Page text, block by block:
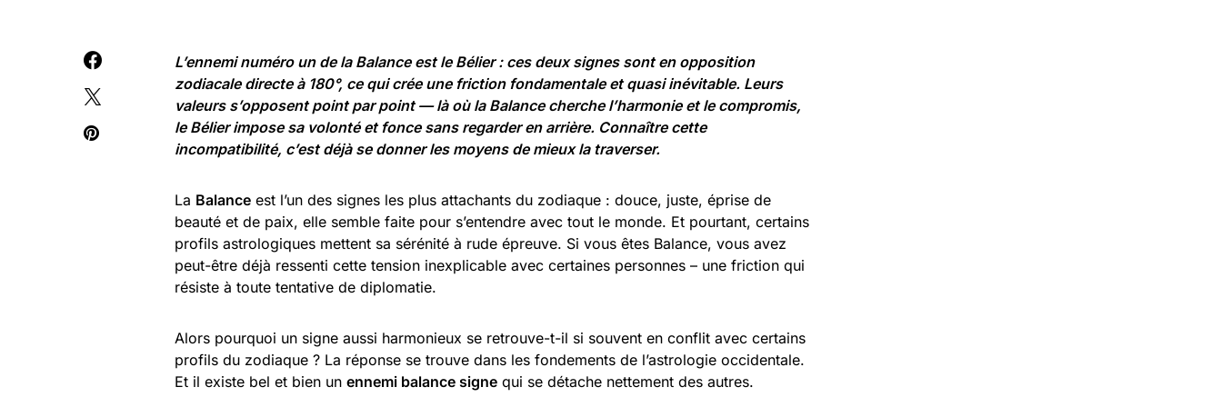
L’ennemi numéro un de la Balance est le Bélier: ces deux signes sont en opposition
zodiacale directe à 180°, ce qui crée une friction fondamentale et quasi inévitable. Leurs
valeurs s’opposent point par point — là où la Balance cherche l’harmonie et le compromis,
le Bélier impose sa volonté et fonce sans regarder en arrière. Connaître cette
incompatibilité, c’est déjà se donner les moyens de mieux la traverser.
La Balance est l’un des signes les plus attachants du zodiaque : douce, juste, éprise de
beauté et de paix, elle semble faite pour s’entendre avec tout le monde. Et pourtant, certains
profils astrologiques mettent sa sérénité à rude épreuve. Si vous êtes Balance, vous avez
peut-être déjà ressenti cette tension inexplicable avec certaines personnes – une friction qui
résiste à toute tentative de diplomatie.
Alors pourquoi un signe aussi harmonieux se retrouve-t-il si souvent en conflit avec certains
profils du zodiaque ? La réponse se trouve dans les fondements de l’astrologie occidentale.
Et il existe bel et bien un ennemi balance signe qui se détache nettement des autres.